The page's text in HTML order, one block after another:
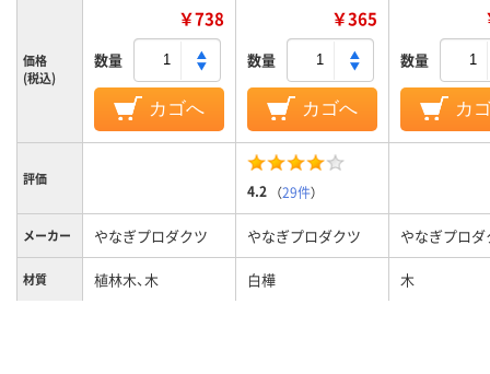
価格
(税込)
￥738
数量
カゴへ
￥365
数量
カゴへ
数量
カ
評価
4.2 （29件）
メーカー やなぎプロダクツ やなぎプロダクツ やなぎプロダ
材質 植林木、木 白樺 木